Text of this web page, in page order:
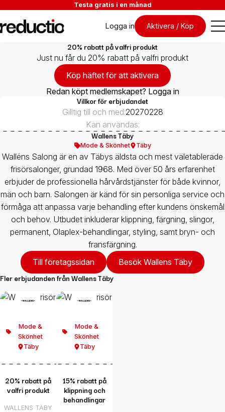
Testa gratis i en månad
Logga in Aktivera / Köp
20% rabatt på valfri produkt
Just nu får du 20% rabatt på valfri produkt
Köp häftet för att aktivera
Redan köpt medlemskapet? Logga in
Villkor för erbjudandet
Gilltig till och med:20270228
Kan användas:
Wallens Täby
Mode & Skönhet Täby
Walléns Salong är en av Täbys äldsta och mest väletablerade
frisörsalonger, grundad 1968. Med över 50 års erfarenhet
erbjuder de professionella hårvårdstjänster för både kvinnor,
män och barn. Salongen är känd för sin personliga service och
förmåga att anpassa varje behandling efter kundens önskemål
och behov.​ Utbudet inkluderar klippning, färgning, slingor,
permanent, Olaplex-behandlingar, styling, samt bryn- och
fransfärgning.
Till företagssidan
Besök Wallens Täby
Fler erbjudanden frånWallens Täby
Mode &
Skönhet
Täby
20% rabatt på
valfri produkt
WALLENS TÄBY
Mode &
Skönhet
Täby
15% rabatt på
klippning och
behandlingar